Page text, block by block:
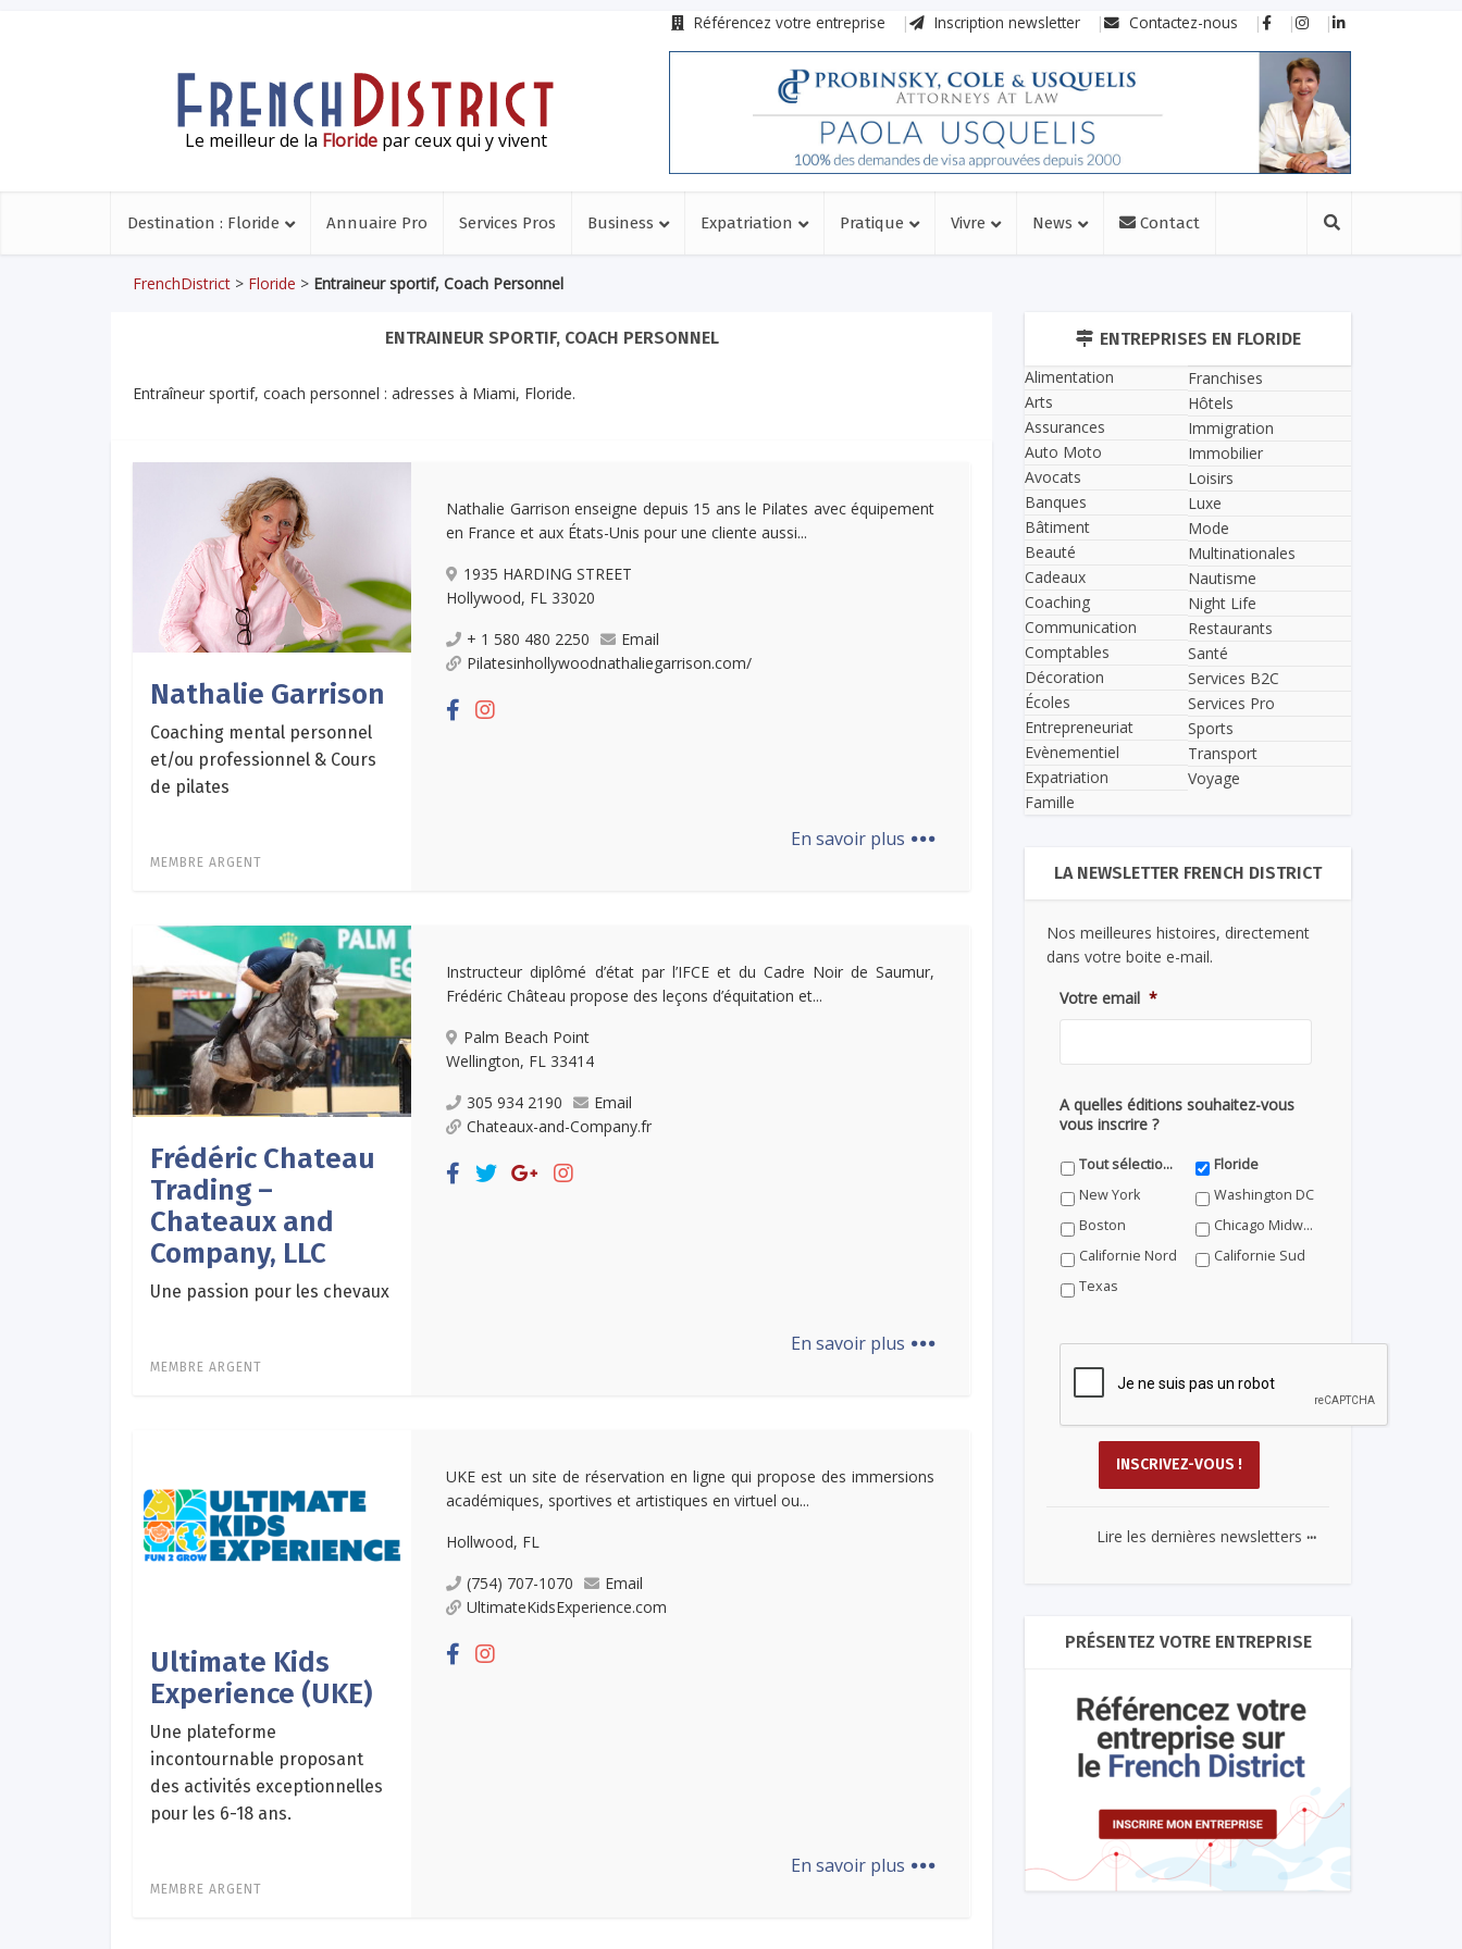
Référencez votre entreprise Inscription newsletter Contactez-nous
Le meilleur de la Floridepar ceux qui y vivent
Destination : Floride Annuaire Pro Services Pros Business Expatriation Pratique Vivre News Contact
FrenchDistrict > Floride > Entraineur sportif, Coach Personnel
ENTRAINEUR SPORTIF, COACH PERSONNEL
Entraîneur sportif, coach personnel : adresses à Miami, Floride.
Nathalie Garrison
Coaching mental personnel
et/ou professionnel & Cours
de pilates
MEMBRE ARGENT
Nathalie Garrison enseigne depuis 15 ans le Pilates avec équipement
en France et aux États-Unis pour une cliente aussi...
1935 HARDING STREET
Hollywood, FL 33020
+ 1 580 480 2250
Email
Pilatesinhollywoodnathaliegarrison.com/
En savoir plus ...
Frédéric Chateau
Trading –
Chateaux and
Company, LLC
Une passion pour les chevaux
MEMBRE ARGENT
Instructeur diplômé d’état par l’IFCE et du Cadre Noir de Saumur,
Frédéric Château propose des leçons d’équitation et...
Palm Beach Point
Wellington, FL 33414
305 934 2190
Email
Chateaux-and-Company.fr
En savoir plus ...
Ultimate Kids
Experience (UKE)
Une plateforme
incontournable proposant
des activités exceptionnelles
pour les 6-18 ans.
MEMBRE ARGENT
UKE est un site de réservation en ligne qui propose des immersions
académiques, sportives et artistiques en virtuel ou...
Hollwood, FL
(754) 707-1070
Email
UltimateKidsExperience.com
En savoir plus ...
ENTREPRISES EN FLORIDE
Alimentation
Arts
Assurances
Auto Moto
Avocats
Banques
Bâtiment
Beauté
Cadeaux
Coaching
Communication
Comptables
Décoration
Écoles
Entrepreneuriat
Evènementiel
Expatriation
Famille
Franchises
Hôtels
Immigration
Immobilier
Loisirs
Luxe
Mode
Multinationales
Nautisme
Night Life
Restaurants
Santé
Services B2C
Services Pro
Sports
Transport
Voyage
LA NEWSLETTER FRENCH DISTRICT
Nos meilleures histoires, directement
dans votre boite e-mail.
Votre email *
A quelles éditions souhaitez-vous
vous inscrire ?
Tout sélectionner
Floride
New York
Washington DC
Boston
Chicago Midwest
Californie Nord
Californie Sud
Texas
Lire les dernières newsletters ...
PRÉSENTEZ VOTRE ENTREPRISE